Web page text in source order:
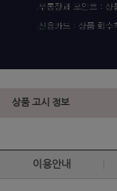
상품 고시 정보
이용안내